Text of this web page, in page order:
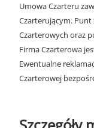
Umowa Czarteru
Czarterującym.
Czarterowych oraz
Firma Czarterowa
Ewentualne
Czarterowej